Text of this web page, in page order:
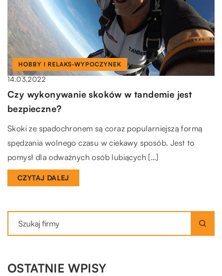
HOBBY I RELAKS-WYPOCZYNEK
14.03.2022
Czy wykonywanie skoków w tandemie jest
bezpieczne?
Skoki ze spadochronem są coraz popularniejszą formą
spędzania wolnego czasu w ciekawy sposób. Jest to
pomysł dla odważnych osób lubiących […]
CZYTAJ DALEJ
OSTATNIE WPISY